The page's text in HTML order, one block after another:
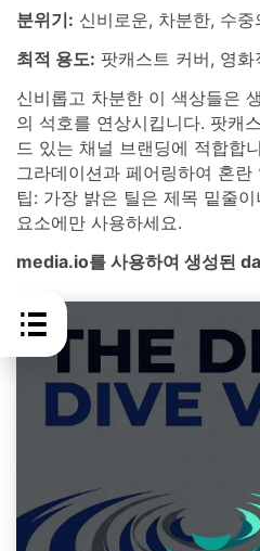
분위기: 신비로운, 차분한, 수중
최적 용도: 팟캐스트 커버, 영화
신비롭고 차분한 이 색상들은
의 석호를 연상시킵니다. 팟캐
드 있는 채널 브랜딩에 적합합
그라데이션과 페어링하여 혼
팁: 가장 밝은 틸은 제목 밑줄
요소에만 사용하세요.
media.io를 사용하여 생성된